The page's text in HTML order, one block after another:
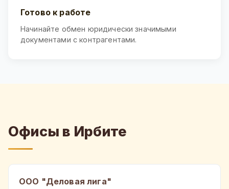
Готово к работе
Начинайте обмен юридически значимыми
документами с контрагентами.
Офисы в Ирбите
ООО "Деловая лига"